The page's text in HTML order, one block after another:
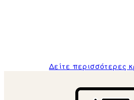
Δείτε περισσότερες